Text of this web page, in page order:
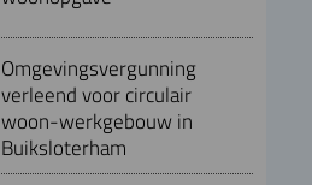
Omgevingsvergunning
verleend voor circulair
woon-werkgebouw in
Buiksloterham